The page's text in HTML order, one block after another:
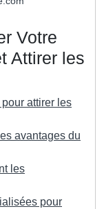
Votre
Attirer les
attirer les
avantages du
les
pour